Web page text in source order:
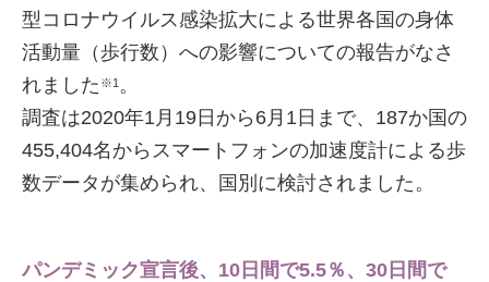
型コロナウイルス感染拡大による世界各国の身体
活動量（歩行数）への影響についての報告がなさ
れました ※1 。
調査は2020年1月19日から6月1日まで、187か国の
455,404名からスマートフォンの加速度計による歩
数データが集められ、国別に検討されました。
パンデミック宣言後、10日間で5.5％、30日間で